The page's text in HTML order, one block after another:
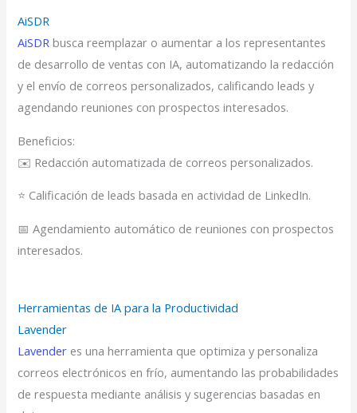
AiSDR
AiSDR busca reemplazar o aumentar a los representantes
de desarrollo de ventas con IA, automatizando la redacción
y el envío de correos personalizados, calificando leads y
agendando reuniones con prospectos interesados.
Beneficios:
✉️ Redacción automatizada de correos personalizados.
⭐ Calificación de leads basada en actividad de LinkedIn.
📅 Agendamiento automático de reuniones con prospectos
interesados.
Herramientas de IA para la Productividad
Lavender
Lavender es una herramienta que optimiza y personaliza
correos electrónicos en frío, aumentando las probabilidades
de respuesta mediante análisis y sugerencias basadas en